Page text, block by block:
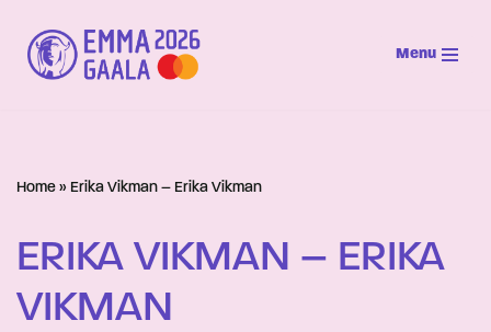
Siirry
suoraan
Menu
Home » Erika Vikman – Erika Vikman
ERIKA VIKMAN – ERIKA
VIKMAN